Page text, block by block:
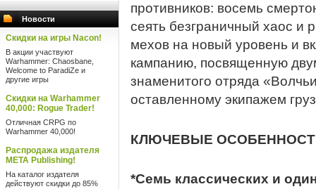
Новости
Скидки на игры Nacon!
В акции участвуют
Warhammer: Chaosbane,
Welcome to ParadiZe и
другие игры
Скидки на Warhammer
40,000: Rogue Trader!
Отличная CRPG по
Warhammer 40,000!
Распродажа издателя
META Publishing!
На каталог издателя
действуют скидки до 85%
противников: восемь
сеять безграничный хаос и
мехов на новый уровень и
кампанию, посвященную
знаменитого отряда
оставленному экипажем
КЛЮЧЕВЫЕ
*Семь классических и